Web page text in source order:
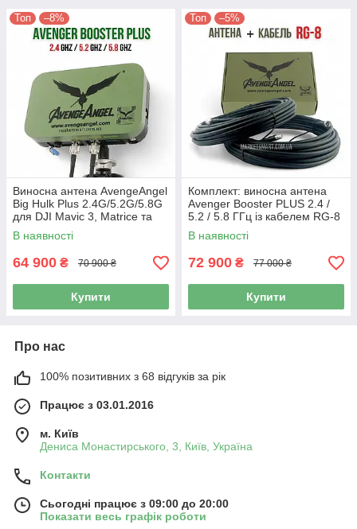
Топ –8%
Виносна антена AvengeAngel
Big Hulk Plus 2.4G/5.2G/5.8G
для DJI Mavic 3, Matrice та
Autel
В наявності
64 900 ₴ 70 900 ₴
Купити
Топ –5%
Комплект: виносна антена
Avenger Booster PLUS 2.4 /
5.2 / 5.8 ГГц із кабелем RG-8
(N-Type – QMA, 2 × 20 м)
В наявності
72 900 ₴ 77 000 ₴
Купити
Про нас
100% позитивних з 68 відгуків за рік
Працює з 03.01.2016
м. Київ
Дениса Монастирського, 3, Київ, Україна
Контакти
Сьогодні працює з 09:00 до 20:00
Показати весь графік роботи